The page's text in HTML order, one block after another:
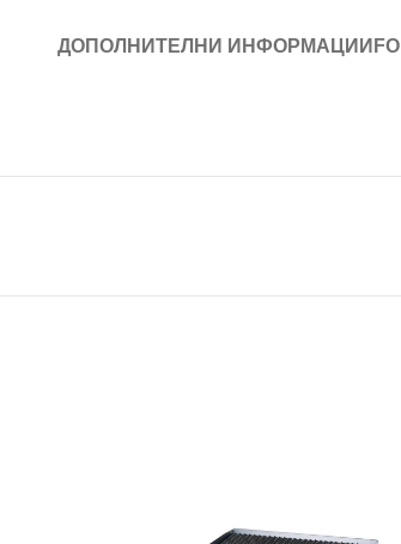
ДОПОЛНИТЕЛНИ ИНФОРМАЦИИ